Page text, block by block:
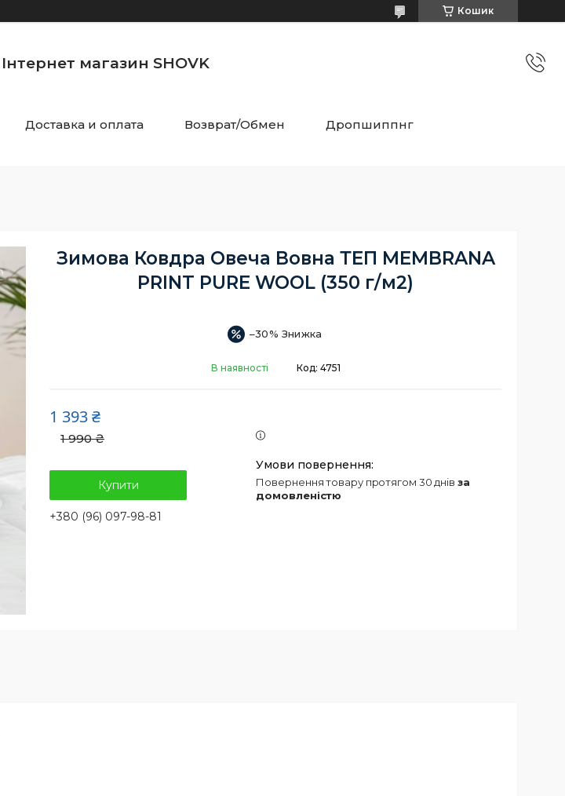
Кошик
Інтернет магазин SHOVK
Доставка и оплата Возврат/Обмен Дропшиппнг
Зимова Ковдра Овеча Вовна ТЕП MEMBRANA
PRINT PURE WOOL (350 г/м2)
–30%
В наявності Код: 4751
1 990 ₴
1 393 ₴
Купити
+380 (96) 097-98-81
повернення товару протягом 30 днів за
домовленістю